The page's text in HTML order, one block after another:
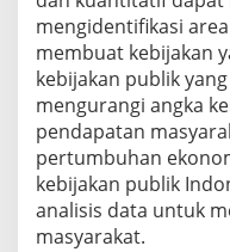
mengidentifikasi
membuat kebijakan
kebijakan publik
mengurangi angka
pendapatan
pertumbuhan
kebijakan publik
analisis data untuk
masyarakat.